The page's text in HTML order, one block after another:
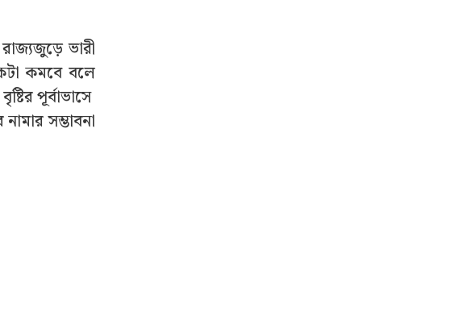
ভারী
কমবে বলে
পূর্বাভাসে
সম্ভাবনা